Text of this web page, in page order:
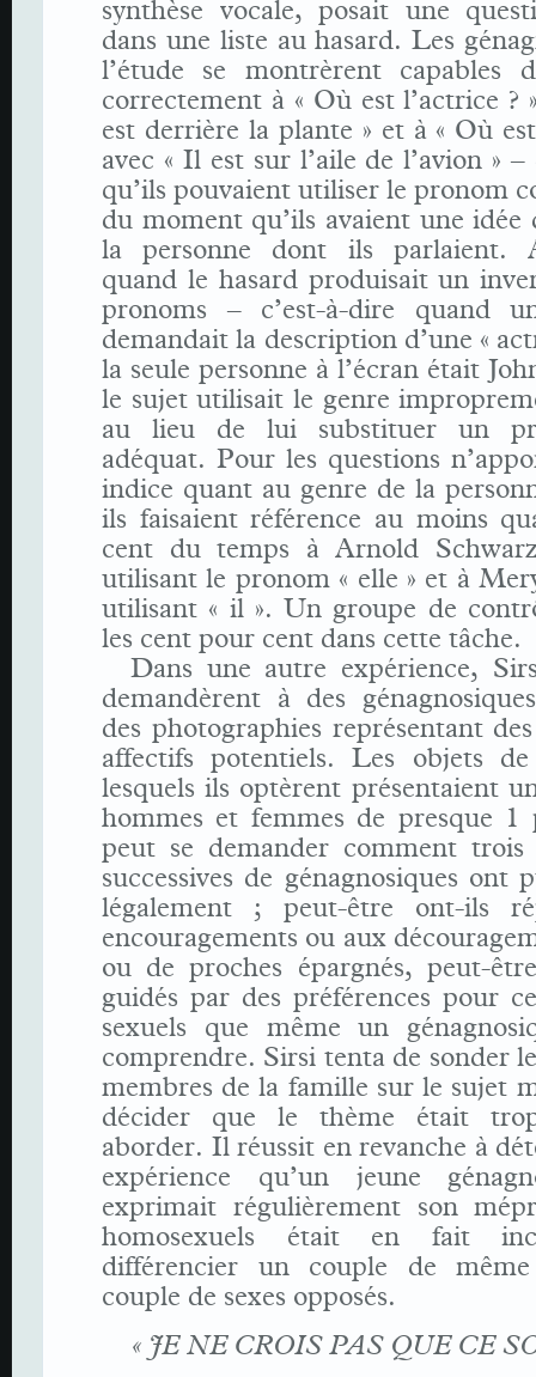
synthèse vocale, posait une
dans une liste au hasard. Les
l’étude se montrèrent capables
correctement à « Où est l’actrice ?
est derrière la plante » et à « Où
avec « Il est sur l’aile de l’avion »
qu’ils pouvaient utiliser le pronom
du moment qu’ils avaient une idée
la personne dont ils parlaient.
quand le hasard produisait un
pronoms – c’est-à-dire quand
demandait la description d’une «
la seule personne à l’écran était
le sujet utilisait le genre
au lieu de lui substituer un
adéquat. Pour les questions
indice quant au genre de la
ils faisaient référence au moins
cent du temps à Arnold
utilisant le pronom « elle » et à
utilisant « il ». Un groupe de
les cent pour cent dans cette tâche.
Dans une autre expérience,
demandèrent à des
des photographies représentant
affectifs potentiels. Les objets
lesquels ils optèrent présentaient
hommes et femmes de presque
peut se demander comment trois
successives de génagnosiques ont
légalement ; peut-être ont-ils
encouragements ou aux
ou de proches épargnés, peut-
guidés par des préférences pour
sexuels que même un
comprendre. Sirsi tenta de sonder
membres de la famille sur le sujet
décider que le thème était
aborder. Il réussit en revanche à
expérience qu’un jeune
exprimait régulièrement son
homosexuels était en fait
différencier un couple de
couple de sexes opposés.
« JE NE CROIS PAS QUE CE